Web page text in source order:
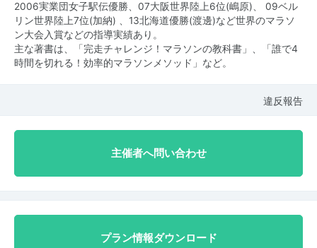
2006実業団女子駅伝優勝、07大阪世界陸上6位(嶋原)、 09ベル
リン世界陸上7位(加納) 、13北海道優勝(渡邊)など世界のマラソ
ン大会入賞などの指導実績あり。
主な著書は、「完走チャレンジ！マラソンの教科書」、「誰で4
時間を切れる！効率的マラソンメソッド」など。
違反報告
主催者へ問い合わせ
プラン情報ダウンロード